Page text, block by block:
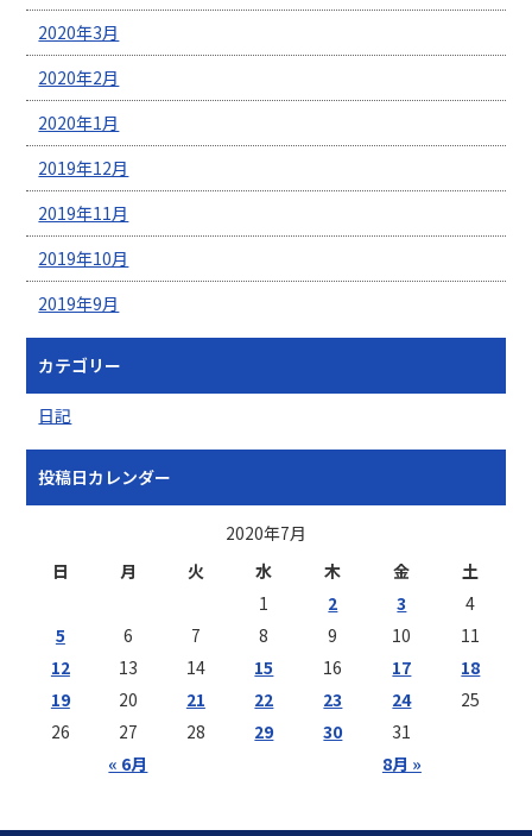
2020年3月
2020年2月
2020年1月
2019年12月
2019年11月
2019年10月
2019年9月
カテゴリー
日記
投稿日カレンダー
2020年7月
日
月 火 水 木 金 土
« 6月 8月 »
1 2 3
4
5
6 7 8 9 10
11
12
13 14 15 16 17
18
19
20 21 22 23 24
25
26
27 28 29 30 31